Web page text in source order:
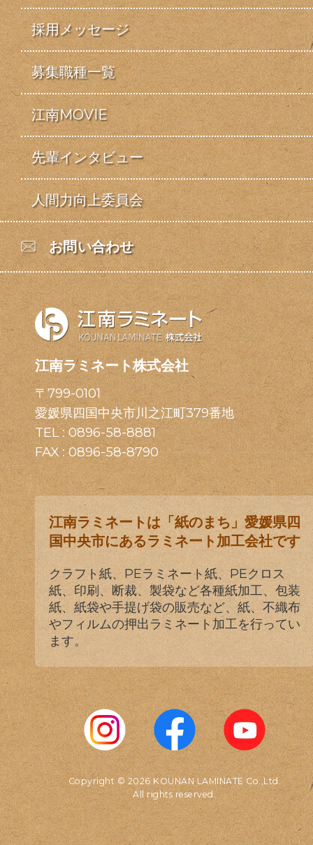
採用メッセージ
募集職種一覧
江南MOVIE
先輩インタビュー
人間力向上委員会
お問い合わせ
江南ラミネート株式会社
〒799-0101
愛媛県四国中央市川之江町379番地
TEL :0896-58-8881
FAX : 0896-58-8790
江南ラミネートは「紙のまち」愛媛県四
国中央市にあるラミネート加工会社です
クラフト紙、PEラミネート紙、PEクロス
紙、印刷、断裁、製袋など各種紙加工、包装
紙、紙袋や手提げ袋の販売など、紙、不織布
やフィルムの押出ラミネート加工を行ってい
ます。
Copyright © 2026 KOUNAN LAMINATE Co.,Ltd.
All rights reserved.